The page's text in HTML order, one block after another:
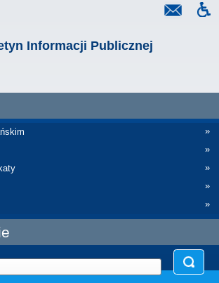
Informacji Publicznej
»
»
»
»
»